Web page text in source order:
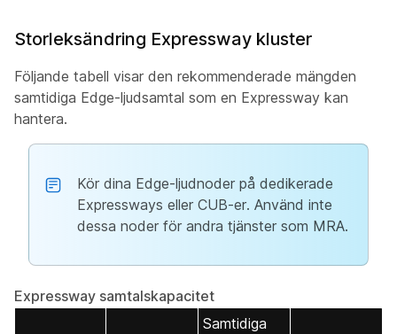
Storleksändring Expressway kluster
Följande tabell visar den rekommenderade mängden
samtidiga Edge-ljudsamtal som en Expressway kan
hantera.
Kör dina Edge-ljudnoder på dedikerade
Expressways eller CUB-er. Använd inte
dessa noder för andra tjänster som MRA.
Expressway samtalskapacitet
Samtidiga